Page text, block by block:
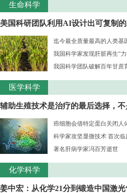
生命科学
美国科研团队利用AI设计出可复制
迄今最全质量最高的人类基
我国科学家发现肝脏再生“
我国科学团队破解百年甘蔗
医学科学
辅助生殖技术是治疗的最后选择，不
癌细胞会借特定蛋白关闭人
科学家攻坚显微技术 首次临
著名肝病学家冯百芳逝世
化学科学
姜中宏：从化学21分到锻造中国激光